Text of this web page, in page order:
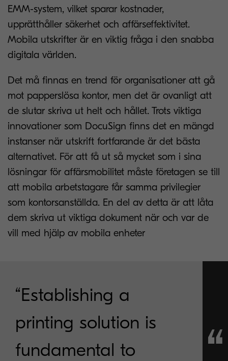
EMM-system, vilket sparar kostnader,
upprätthåller säkerhet och affärseffektivitet.
Mobila utskrifter är en viktig fråga i den snabba
digitala världen.
Det må finnas en trend för organisationer att gå
mot papperslösa kontor, men det är ovanligt att
de slutar skriva ut helt och hållet. Trots viktiga
innovationer som DocuSign finns det en mängd
instanser när utskrift fortfarande är det bästa
alternativet. För att få ut så mycket som i sina
lösningar för affärsmobilitet måste företagen se till
att mobila arbetstagare får samma privilegier
som kontorsanställda. En del av detta är att låta
dem skriva ut viktiga dokument när och var de
vill med hjälp av mobila enheter
“Establishing a
printing solution is
fundamental to